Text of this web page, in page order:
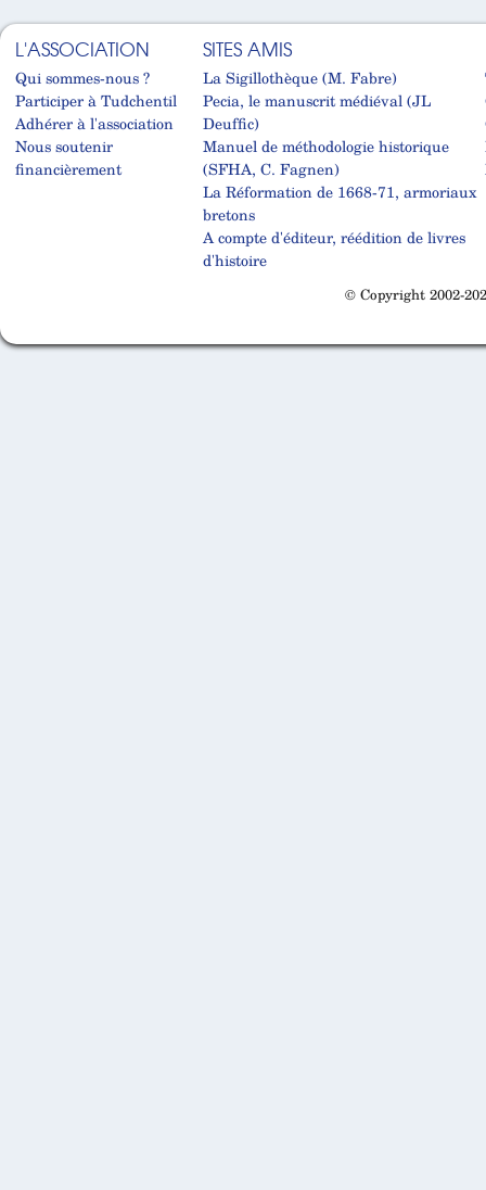
L'ASSOCIATION
Qui sommes-nous ?
Participer à Tudchentil
Adhérer à l'association
Nous soutenir
financièrement
SITES AMIS
La Sigillothèque (M. Fabre)
Pecia, le manuscrit médiéval (JL
Deuffic)
Manuel de méthodologie historique
(SFHA, C. Fagnen)
La Réformation de 1668-71, armoriaux
bretons
A compte d'éditeur, réédition de livres
d'histoire
© Copyright 2002-